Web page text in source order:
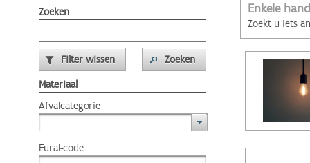
Zoeken
Filter wissen
Zoeken
Materiaal
Afvalcategorie
Eural-code
Enkele
Zoekt u iets